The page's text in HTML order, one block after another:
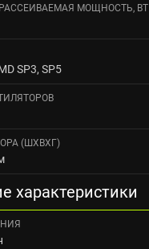
МОЩНОСТЬ, ВТ
SP3, SP5
(ШXВXГ)
характеристики